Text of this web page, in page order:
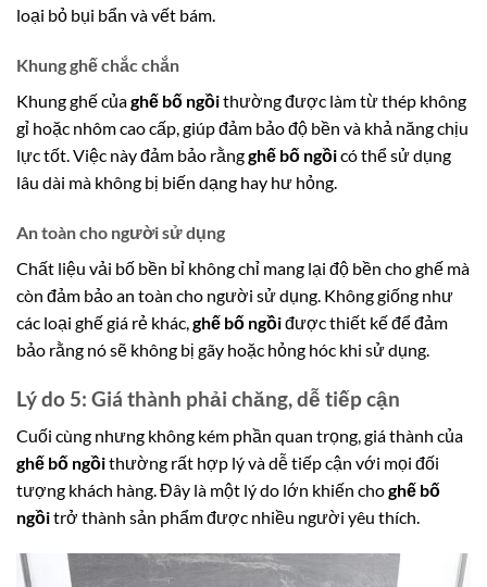
loại bỏ bụi bẩn và vết bám.
Khung ghế chắc chắn
Khung ghế củaghế bố ngồithường được làm từ thép không
gỉ hoặc nhôm cao cấp, giúp đảm bảo độ bền và khả năng chịu
lực tốt. Việc này đảm bảo rằngghế bố ngồicó thể sử dụng
lâu dài mà không bị biến dạng hay hư hỏng.
An toàn cho người sử dụng
Chất liệu vải bố bền bỉ không chỉ mang lại độ bền cho ghế mà
còn đảm bảo an toàn cho người sử dụng. Không giống như
các loại ghế giá rẻ khác,ghế bố ngồiđược thiết kế để đảm
bảo rằng nó sẽ không bị gãy hoặc hỏng hóc khi sử dụng.
Lý do 5: Giá thành phải chăng, dễ tiếp cận
Cuối cùng nhưng không kém phần quan trọng, giá thành của
ghế bố ngồithường rất hợp lý và dễ tiếp cận với mọi đối
tượng khách hàng. Đây là một lý do lớn khiến choghế bố
ngồitrở thành sản phẩm được nhiều người yêu thích.